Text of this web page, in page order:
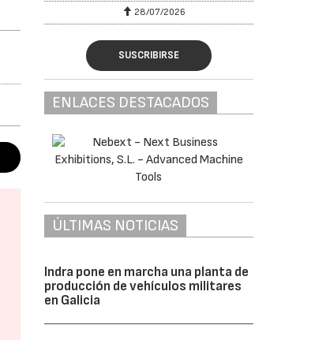
28/07/2026
SUSCRIBIRSE
ENLACES DESTACADOS
ÚLTIMAS NOTICIAS
Indra pone en marcha una planta de
producción de vehículos militares
en Galicia